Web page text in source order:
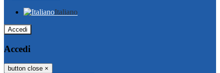
Italiano
Accedi
Accedi
button close ×